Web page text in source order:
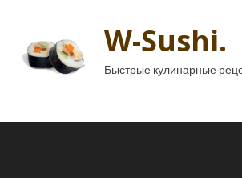
W-Sushi.
Быстрые кулинарные